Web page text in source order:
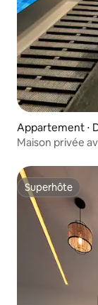
Appartement ⋅
Maison privée
Superhôte
Superhôte